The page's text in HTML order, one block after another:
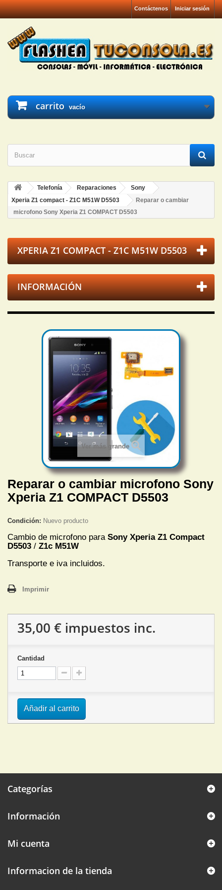
Iniciar sesión
Contáctenos
carrito vacío
Telefonía Reparaciones
Sony
Xperia Z1 compact - Z1C M51W D5503
Reparar o cambiar
microfono Sony Xperia Z1 COMPACT D5503
XPERIA Z1 COMPACT - Z1C M51W D5503
INFORMACIÓN
Ver más grande
Reparar o cambiar microfono Sony
Xperia Z1 COMPACT D5503
Condición: Nuevo producto
Cambio de microfono para Sony Xperia Z1 Compact
D5503 / Z1c M51W
Transporte e iva incluidos.
Imprimir
35,00 € impuestos inc.
Cantidad
Añadir al carrito
Categorías
Información
Mi cuenta
Informacion de la tienda